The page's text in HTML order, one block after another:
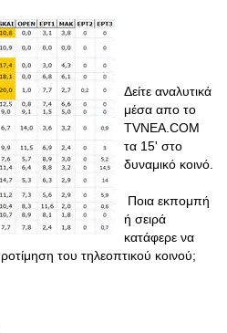
Δείτε αναλυτικά
μέσα απο το
TVNEA.COM
τα 15' στο
δυναμικό κοινό.
Ποια εκπομπή
ή σειρά
κατάφερε να
του τηλεοπτικού κοινού;